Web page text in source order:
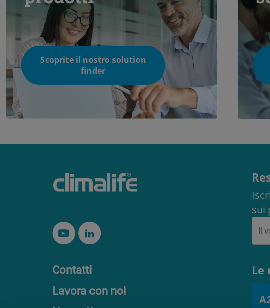
Scoprite il nostro solution
finder
Contatti
Lavora con noi
sui
Le